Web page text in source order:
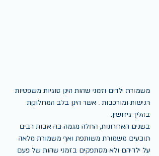
משמורת ילדים וזמני שהות הינן סוגיות משפטיות
רגישות ומורכבות . אשר הינן בלב המחלוקת
בהליך גירושין.
בשנים האחרונות, החלה מגמה בה אבות רבים
תובעים משמורת משותפת ואף משמורת מלאה
על ילדיהם ולא מסתפקים בזמני שהות של פעם